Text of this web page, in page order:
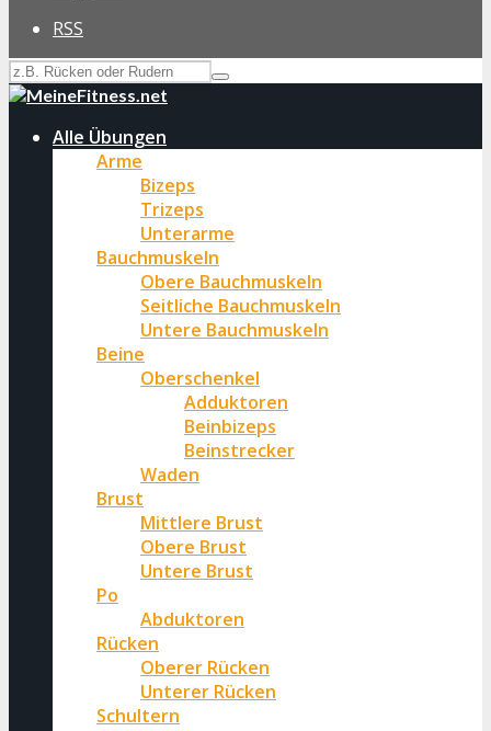
RSS
Alle Übungen
Arme
Bizeps
Trizeps
Unterarme
Bauchmuskeln
Obere Bauchmuskeln
Seitliche Bauchmuskeln
Untere Bauchmuskeln
Beine
Oberschenkel
Adduktoren
Beinbizeps
Beinstrecker
Waden
Brust
Mittlere Brust
Obere Brust
Untere Brust
Po
Abduktoren
Rücken
Oberer Rücken
Unterer Rücken
Schultern